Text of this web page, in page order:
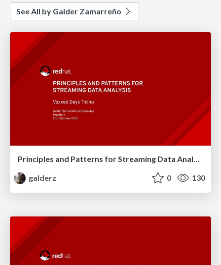
See All by Galder Zamarreño
Principles and Patterns for Streaming Data Analysis
galderz
0 130